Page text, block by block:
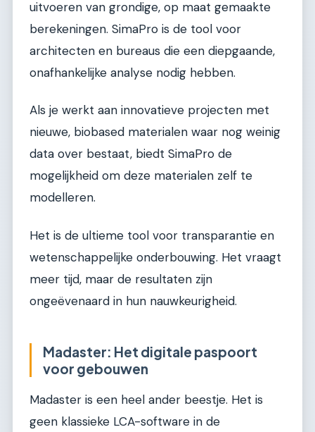
uitvoeren van grondige, op maat gemaakte
berekeningen. SimaPro is de tool voor
architecten en bureaus die een diepgaande,
onafhankelijke analyse nodig hebben.
Als je werkt aan innovatieve projecten met
nieuwe, biobased materialen waar nog weinig
data over bestaat, biedt SimaPro de
mogelijkheid om deze materialen zelf te
modelleren.
Het is de ultieme tool voor transparantie en
wetenschappelijke onderbouwing. Het vraagt
meer tijd, maar de resultaten zijn
ongeëvenaard in hun nauwkeurigheid.
Madaster: Het digitale paspoort
voor gebouwen
Madaster is een heel ander beestje. Het is
geen klassieke LCA-software in de